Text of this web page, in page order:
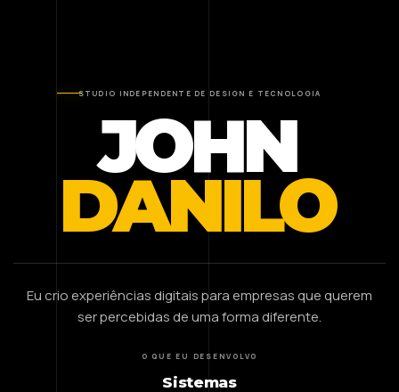
STUDIO INDEPENDENTE DE DESIGN E TECNOLOGIA
JOHN
DANILO
Eu crio experiências digitais para empresas que querem
ser percebidas de uma forma diferente.
O QUE EU DESENVOLVO
Sistemas